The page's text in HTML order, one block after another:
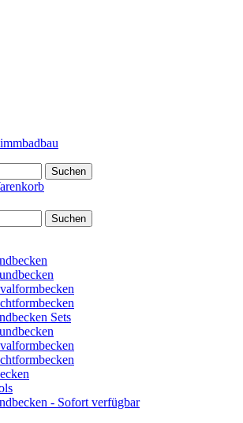
Suchen
Suchen
Sets
- Sofort verfügbar